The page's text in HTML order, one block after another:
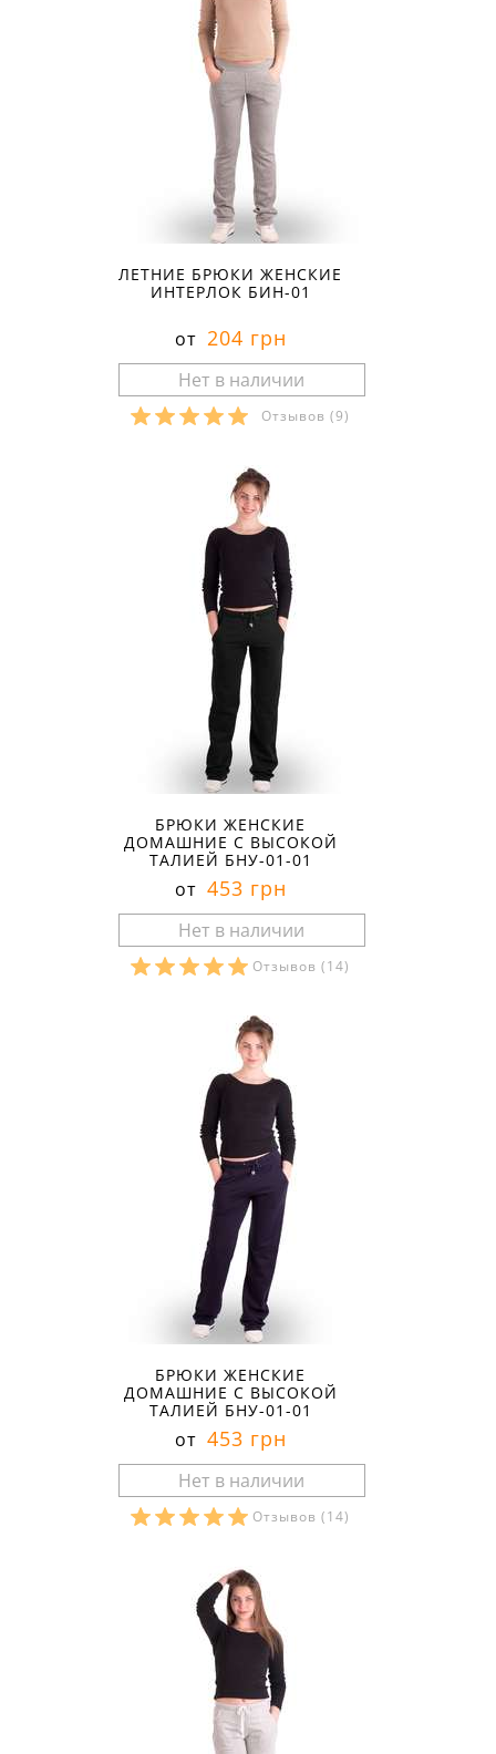
ЛЕТНИЕ БРЮКИ ЖЕНСКИЕ
ИНТЕРЛОК БИН-01
от 204 грн
Отзывов (9)
БРЮКИ ЖЕНСКИЕ
ДОМАШНИЕ С ВЫСОКОЙ
ТАЛИЕЙ БНУ-01-01
от 453 грн
Отзывов (14)
БРЮКИ ЖЕНСКИЕ
ДОМАШНИЕ С ВЫСОКОЙ
ТАЛИЕЙ БНУ-01-01
от 453 грн
Отзывов (14)